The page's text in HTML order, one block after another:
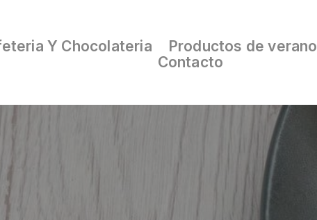
Y Chocolateria Productos de verano
Contacto